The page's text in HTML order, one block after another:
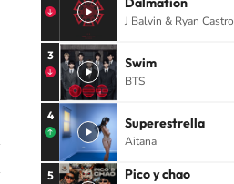
Norteamérica Terrorismo
J Balvin & Ryan Castro
3 Swim
BTS
4 Superestrella
Aitana
5 Pico y chao